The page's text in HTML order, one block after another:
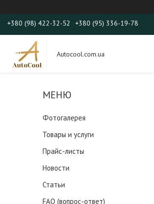
+380 (98) 422-32-52 +380 (95) 336-19-78
Autocool.com.ua
Фотогалерея
Товары и услуги
Прайс-листы
Новости
Статьи
FAQ (вопрос-ответ)